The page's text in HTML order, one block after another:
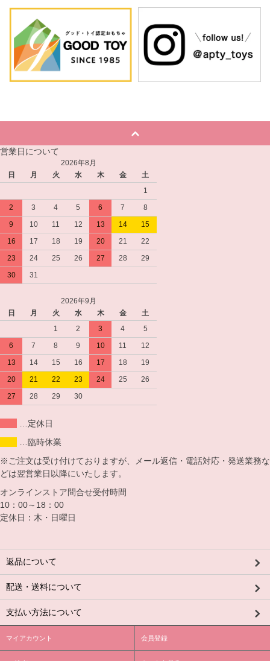
営業日について
2026年8月
日
月 火 水 木 金
土
1
2
3 4 5 6 7
8
9
10 11 12 13 14
15
16
17 18 19 20 21
22
23
24 25 26 27 28
29
30
31
2026年9月
日
月 火 水 木 金
土
1
2 3 4
5
6
7 8 9 10 11
12
13
14 15 16 17 18
19
20
21 22 23 24 25
26
27
28 29 30
…定休日
…臨時休業
※ご注文は受け付けておりますが、メール返信・電話対応・発送業務な
どは翌営業日以降にいたします。
オンラインストア問合せ受付時間
10：00～18：00
定休日：木・日曜日
返品について
配送・送料について
支払い方法について
マイアカウント 会員登録